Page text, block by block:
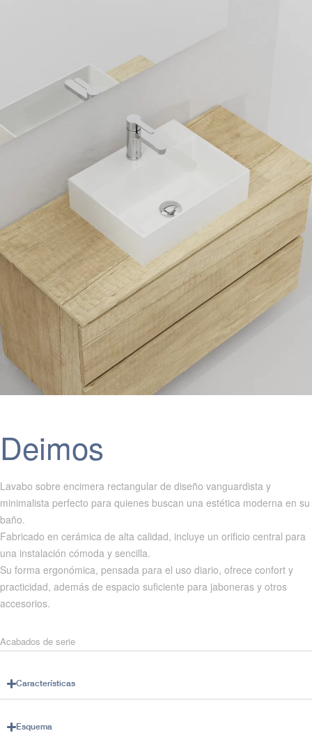
Deimos
Lavabo sobre encimera rectangular de diseño vanguardista y
minimalista perfecto para quienes buscan una estética moderna en su
baño.
Fabricado en cerámica de alta calidad, incluye un orificio central para
una instalación cómoda y sencilla.
Su forma ergonómica, pensada para el uso diario, ofrece confort y
practicidad, además de espacio suficiente para jaboneras y otros
accesorios.
Acabados de serie
Características
Esquema